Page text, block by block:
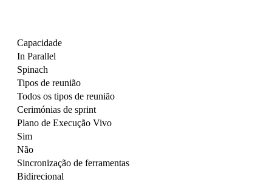
Capacidade
In Parallel
Spinach
Tipos de reunião
Todos os tipos de reunião
Cerimónias de sprint
Plano de Execução Vivo
Sim
Não
Sincronização de ferramentas
Bidirecional